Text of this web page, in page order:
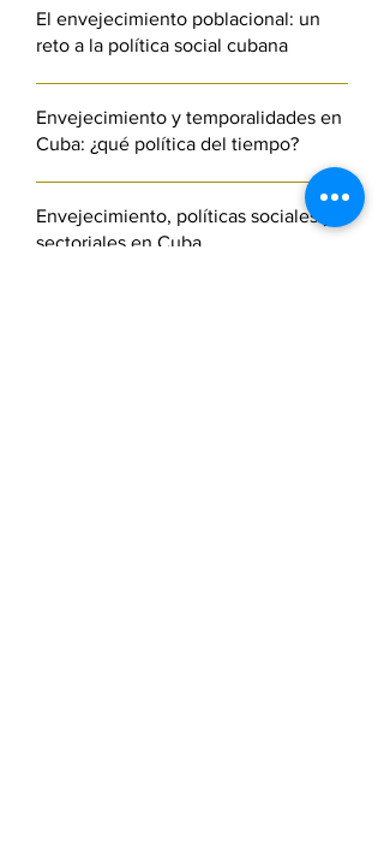
El envejecimiento poblacional: un
reto a la política social cubana
Envejecimiento y temporalidades en
Cuba: ¿qué política del tiempo?
Envejecimiento, políticas sociales y
sectoriales en Cuba